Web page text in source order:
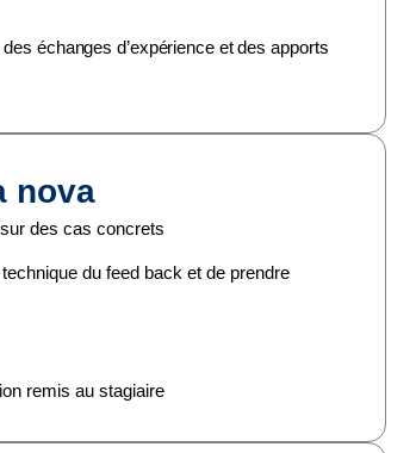
échanges d’expérience et des apports
nova
des cas concrets
du feed back et de prendre
remis au stagiaire